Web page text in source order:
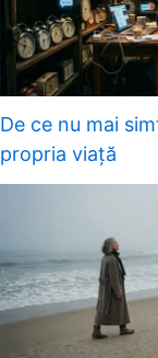
De ce nu mai
propria viață